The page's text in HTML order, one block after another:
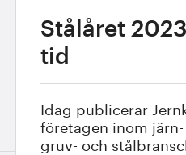
Stålåret
tid
Idag publicerar
företagen inom
gruv- och